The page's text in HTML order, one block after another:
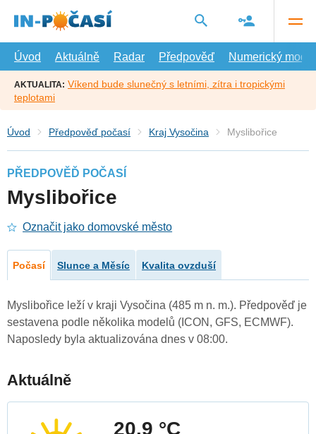
hlavní
Úvod
Aktuálně Radar Předpověď Numerický model
AKTUALITA: Víkend bude slunečný s letními, zítra i tropickými
teplotami
Úvod Předpověď počasí Kraj Vysočina Myslibořice
PŘEDPOVĚĎ POČASÍ
Myslibořice
Označit jako domovské město
Počasí Slunce a Měsíc Kvalita ovzduší
Myslibořice leží v kraji Vysočina (485 m n. m.). Předpověď je
sestavena podle několika modelů (ICON, GFS, ECMWF).
Naposledy byla aktualizována dnes v 08:00.
Aktuálně
20.9 °C